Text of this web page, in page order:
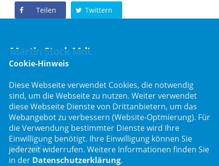
Teilen Twittern
Martin Stock MdL
Bürgerbüro
Schafbrückenweg 10
63834 Sulzbach am Main
Telefon :06028 / 217 496 0
Telefax : 06028 / 217 496 9
Im Web
Cookie-Hinweis
Diese Webseite verwendet Cookies, die notwendig
sind, um die Webseite zu nutzen. Weiter verwendet
diese Webseite Dienste von Drittanbietern, um das
Webangebot zu verbessern (Website-Optmierung). Für
die Verwendung bestimmter Dienste wird Ihre
Einwilligung benötigt. Ihre Einwilligung können Sie
jederzeit widerrufen. Weitere Informationen finden Sie
in der Datenschutzerklärung.